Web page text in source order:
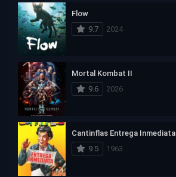
Flow
9.7
2024
Mortal Kombat II
9.6
2026
Cantinflas Entrega Inmediata
9.5
1963